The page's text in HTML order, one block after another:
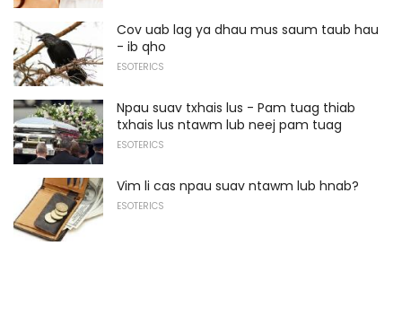
Cov uab lag ya dhau mus saum taub hau
- ib qho
ESOTERICS
Npau suav txhais lus - Pam tuag thiab
txhais lus ntawm lub neej pam tuag
ESOTERICS
Vim li cas npau suav ntawm lub hnab?
ESOTERICS